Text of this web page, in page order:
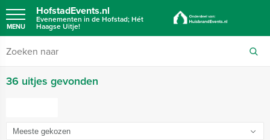
HofstadEvents.nl
Evenementen in de Hofstad; Hét
Haagse Uitje!
MENU
36 uitjes gevonden